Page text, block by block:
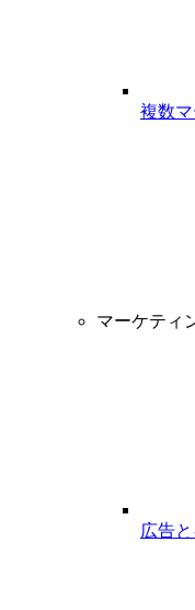
複数
マーケティ
広告